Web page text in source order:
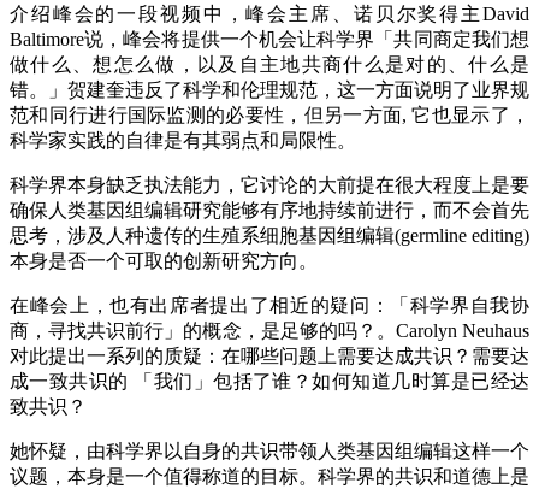
介绍峰会的一段视频中，峰会主席、诺贝尔奖得主David
Baltimore说，峰会将提供一个机会让科学界「共同商定我们想
做什么、想怎么做，以及自主地共商什么是对的、什么是
错。」贺建奎违反了科学和伦理规范，这一方面说明了业界规
范和同行进行国际监测的必要性，但另一方面, 它也显示了，
科学家实践的自律是有其弱点和局限性。
科学界本身缺乏执法能力，它讨论的大前提在很大程度上是要
确保人类基因组编辑研究能够有序地持续前进行，而不会首先
思考，涉及人种遗传的生殖系细胞基因组编辑(germline editing)
本身是否一个可取的创新研究方向。
在峰会上，也有出席者提出了相近的疑问：「科学界自我协
商，寻找共识前行」的概念，是足够的吗？。Carolyn Neuhaus
对此提出一系列的质疑：在哪些问题上需要达成共识？需要达
成一致共识的 「我们」包括了谁？如何知道几时算是已经达
致共识？
她怀疑，由科学界以自身的共识带领人类基因组编辑这样一个
议题，本身是一个值得称道的目标。科学界的共识和道德上是